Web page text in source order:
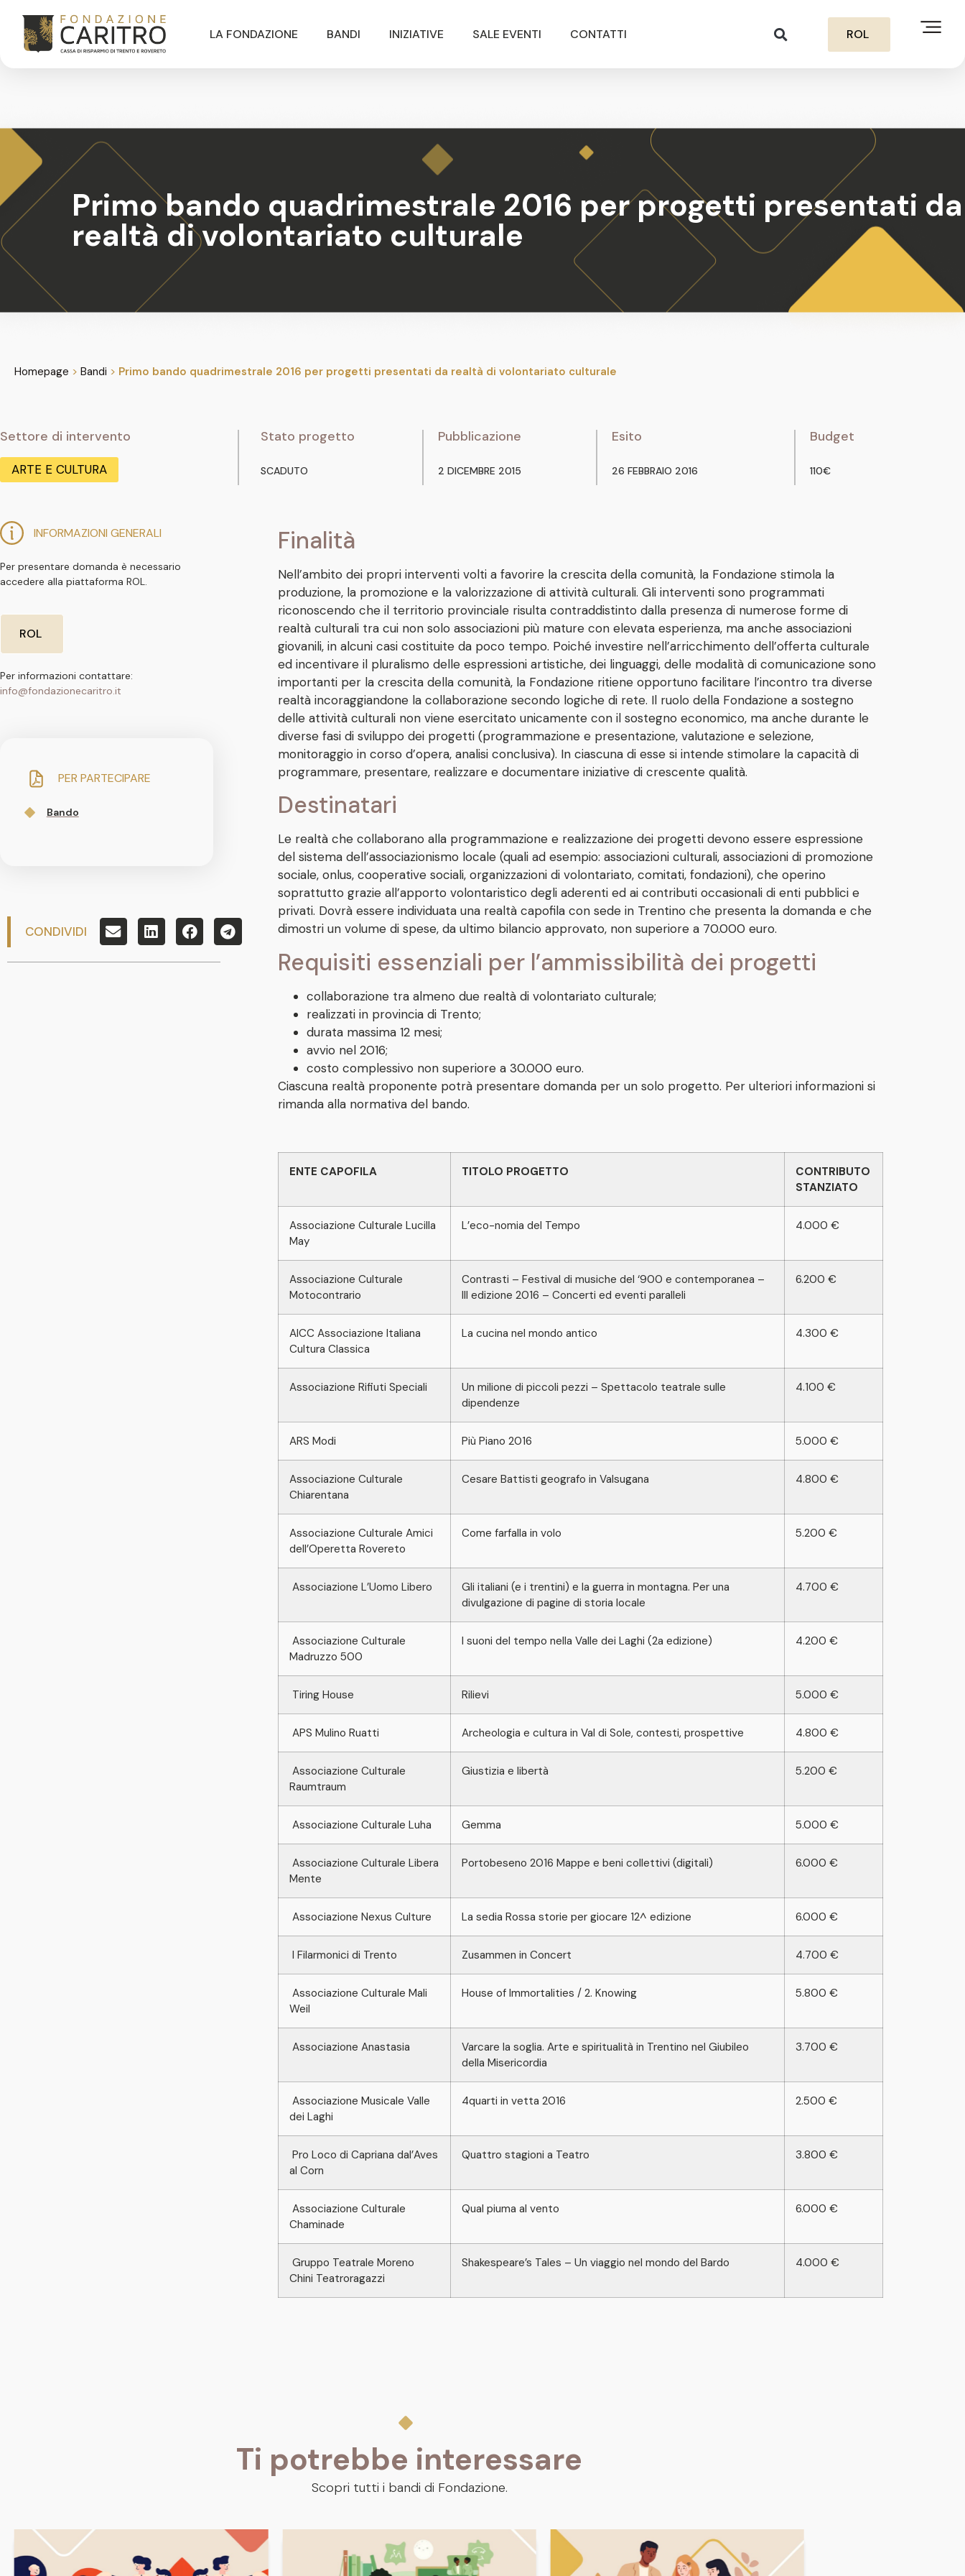
LA FONDAZIONE BANDI INIZIATIVE SALE EVENTI CONTATTI ROL
Primo bando quadrimestrale 2016 per progetti presentati da
realtà di volontariato culturale
Homepage > Bandi > Primo bando quadrimestrale 2016 per progetti presentati da realtà di volontariato culturale
Settore di intervento
ARTE E CULTURA
Stato progetto
SCADUTO
Pubblicazione
2 DICEMBRE 2015
Esito
26 FEBBRAIO 2016
Budget
110€
INFORMAZIONI GENERALI
Per presentare domanda è necessario
accedere alla piattaforma ROL.
ROL
Per informazioni contattare:
info@fondazionecaritro.it
PER PARTECIPARE
Bando
CONDIVIDI
Finalità
Nell’ambito dei propri interventi volti a favorire la crescita della comunità, la Fondazione stimola la
produzione, la promozione e la valorizzazione di attività culturali. Gli interventi sono programmati
riconoscendo che il territorio provinciale risulta contraddistinto dalla presenza di numerose forme di
realtà culturali tra cui non solo associazioni più mature con elevata esperienza, ma anche associazioni
giovanili, in alcuni casi costituite da poco tempo. Poiché investire nell’arricchimento dell’offerta culturale
ed incentivare il pluralismo delle espressioni artistiche, dei linguaggi, delle modalità di comunicazione sono
importanti per la crescita della comunità, la Fondazione ritiene opportuno facilitare l’incontro tra diverse
realtà incoraggiandone la collaborazione secondo logiche di rete. Il ruolo della Fondazione a sostegno
delle attività culturali non viene esercitato unicamente con il sostegno economico, ma anche durante le
diverse fasi di sviluppo dei progetti (programmazione e presentazione, valutazione e selezione,
monitoraggio in corso d’opera, analisi conclusiva). In ciascuna di esse si intende stimolare la capacità di
programmare, presentare, realizzare e documentare iniziative di crescente qualità.
Destinatari
Le realtà che collaborano alla programmazione e realizzazione dei progetti devono essere espressione
del sistema dell’associazionismo locale (quali ad esempio: associazioni culturali, associazioni di promozione
sociale, onlus, cooperative sociali, organizzazioni di volontariato, comitati, fondazioni), che operino
soprattutto grazie all’apporto volontaristico degli aderenti ed ai contributi occasionali di enti pubblici e
privati. Dovrà essere individuata una realtà capofila con sede in Trentino che presenta la domanda e che
dimostri un volume di spese, da ultimo bilancio approvato, non superiore a 70.000 euro.
Requisiti essenziali per l’ammissibilità dei progetti
collaborazione tra almeno due realtà di volontariato culturale;
realizzati in provincia di Trento;
durata massima 12 mesi;
avvio nel 2016;
costo complessivo non superiore a 30.000 euro.
Ciascuna realtà proponente potrà presentare domanda per un solo progetto. Per ulteriori informazioni si
rimanda alla normativa del bando.
ENTE CAPOFILA TITOLO PROGETTO
CONTRIBUTO
STANZIATO
Associazione Culturale Lucilla
May
L’eco-nomia del Tempo 4.000 €
Associazione Culturale
Motocontrario
Contrasti – Festival di musiche del ‘900 e contemporanea –
III edizione 2016 – Concerti ed eventi paralleli
6.200 €
AICC Associazione Italiana
Cultura Classica
La cucina nel mondo antico 4.300 €
Associazione Rifiuti Speciali
Un milione di piccoli pezzi – Spettacolo teatrale sulle
dipendenze
4.100 €
ARS Modi Più Piano 2016 5.000 €
Associazione Culturale
Chiarentana
Cesare Battisti geografo in Valsugana 4.800 €
Associazione Culturale Amici
dell’Operetta Rovereto
Come farfalla in volo 5.200 €
Associazione L’Uomo Libero
Gli italiani (e i trentini) e la guerra in montagna. Per una
divulgazione di pagine di storia locale
4.700 €
Associazione Culturale
Madruzzo 500
I suoni del tempo nella Valle dei Laghi (2a edizione) 4.200 €
Tiring House Rilievi 5.000 €
APS Mulino Ruatti Archeologia e cultura in Val di Sole, contesti, prospettive 4.800 €
Associazione Culturale
Raumtraum
Giustizia e libertà 5.200 €
Associazione Culturale Luha Gemma 5.000 €
Associazione Culturale Libera
Mente
Portobeseno 2016 Mappe e beni collettivi (digitali) 6.000 €
Associazione Nexus Culture La sedia Rossa storie per giocare 12^ edizione 6.000 €
I Filarmonici di Trento Zusammen in Concert 4.700 €
Associazione Culturale Mali
Weil
House of Immortalities / 2. Knowing 5.800 €
Associazione Anastasia
Varcare la soglia. Arte e spiritualità in Trentino nel Giubileo
della Misericordia
3.700 €
Associazione Musicale Valle
dei Laghi
4quarti in vetta 2016 2.500 €
Pro Loco di Capriana dal’Aves
al Corn
Quattro stagioni a Teatro 3.800 €
Associazione Culturale
Chaminade
Qual piuma al vento 6.000 €
Gruppo Teatrale Moreno
Chini Teatroragazzi
Shakespeare’s Tales – Un viaggio nel mondo del Bardo 4.000 €
Ti potrebbe interessare
Scopri tutti i bandi di Fondazione.